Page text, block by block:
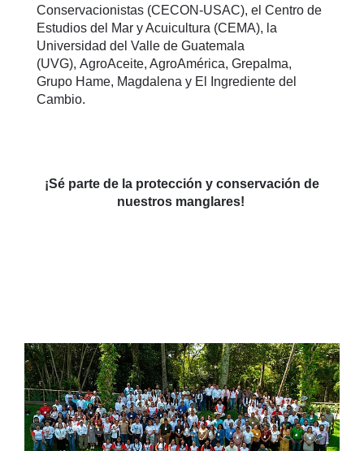
Conservacionistas (CECON-USAC), el Centro de
Estudios del Mar y Acuicultura (CEMA), la
Universidad del Valle de Guatemala
(UVG), AgroAceite, AgroAmérica, Grepalma,
Grupo Hame, Magdalena y El Ingrediente del
Cambio.
¡Sé parte de la protección y conservación de
nuestros manglares!